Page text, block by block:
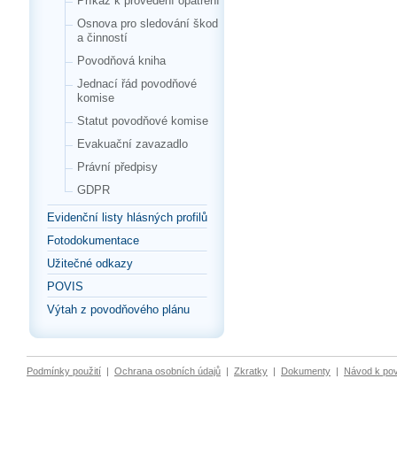
Osnova pro sledování škod
a činností
Povodňová kniha
Jednací řád povodňové
komise
Statut povodňové komise
Evakuační zavazadlo
Právní předpisy
GDPR
Evidenční listy hlásných profilů
Fotodokumentace
Užitečné odkazy
POVIS
Výtah z povodňového plánu
Podmínky použití | Ochrana osobních údajů | Zkratky | Dokumenty | Návod k